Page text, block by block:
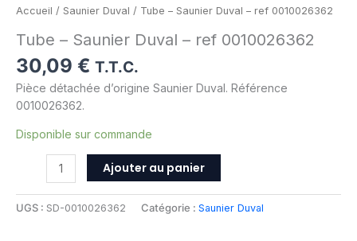
Accueil / Saunier Duval / Tube – Saunier Duval – ref 0010026362
Tube – Saunier Duval – ref 0010026362
30,09 € T.T.C.
Pièce détachée d’origine Saunier Duval. Référence
0010026362.
Disponible sur commande
Ajouter au panier
UGS : SD-0010026362 Catégorie : Saunier Duval